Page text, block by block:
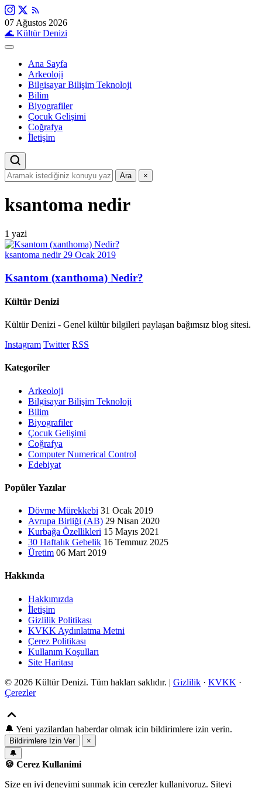
07 Ağustos 2026
🌊 Kültür Denizi
Ana Sayfa
Arkeoloji
Bilgisayar Bilişim Teknoloji
Bilim
Biyografiler
Çocuk Gelişimi
Coğrafya
İletişim
Ara ×
ksantoma nedir
1 yazi
ksantoma nedir 29 Ocak 2019
Ksantom (xanthoma) Nedir?
Kültür Denizi
Kültür Denizi - Genel kültür bilgileri paylaşan bağımsız blog sitesi.
Instagram Twitter RSS
Kategoriler
Arkeoloji
Bilgisayar Bilişim Teknoloji
Bilim
Biyografiler
Çocuk Gelişimi
Coğrafya
Computer Numerical Control
Edebiyat
Popüler Yazılar
Dövme Mürekkebi 31 Ocak 2019
Avrupa Birliği (AB) 29 Nisan 2020
Kurbağa Özellikleri 15 Mayıs 2021
30 Haftalık Gebelik 16 Temmuz 2025
Üretim 06 Mart 2019
Hakkında
Hakkımızda
İletişim
Gizlilik Politikası
KVKK Aydınlatma Metni
Çerez Politikası
Kullanım Koşulları
Site Haritası
© 2026 Kültür Denizi. Tüm hakları saklıdır. | Gizlilik · KVKK ·
Çerezler
🔔 Yeni yazilardan haberdar olmak icin bildirimlere izin verin.
Bildirimlere Izin Ver
×
🔔
🍪 Cerez Kullanimi
Size en iyi deneyimi sunmak icin cerezler kullaniyoruz. Siteyi